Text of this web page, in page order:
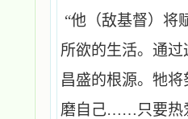
“他（敌基督）将
所欲的生活。通
昌盛的根源。牠
磨自己……只要热